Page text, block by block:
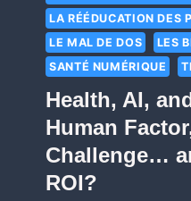
LA RÉÉDUCATION DES
LE MAL DE DOS
LES
SANTÉ NUMÉRIQUE
Health, AI,
Human
Challenge…
ROI?